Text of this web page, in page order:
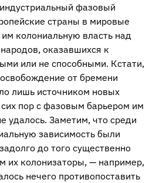
фазовый
страны в мировые
колониальную власть над
оказавшихся к
или не способными. Кстати,
от бремени
лишь источником новых
пор с фазовым барьером им
удалось. Заметим, что среди
зависимость были
до того существенно
их колонизаторы, — например,
нечего противопоставить